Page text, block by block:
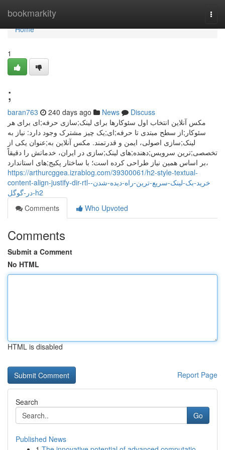
bookmarkity
Home
Home
1
;
baran763 240 days ago News
Discuss
مکس آنلاین انتخاب اول سئوکارها برای لینک;سازی حرفه;ای برای هر
سئوکار;از سطح مبتدی تا حرفه;ای;یک چیز مشترک وجود دارد: نیاز به
لینک;سازی اصولی، ایمن و قدرتمند. مکس آنلاین به;عنوان یکی از
تخصصی;ترین سرویس;دهنده;های لینک;سازی در ایران، خدماتش را دقیقاً
بر اساس همین نیاز طراحی کرده است؛ با ساختار پکیج;های استاندارد،
https://arthurcggea.izrablog.com/39300061/h2-style-textual-
content-align-justify-dir-rtl-خرید-بک-لینک-سریع-ترین-راه-دیده-شدن-
در-گوگل-h2
Comments
Who Upvoted
Comments
Submit a Comment
No HTML
HTML is disabled
Report Page
Search
Go
Published News